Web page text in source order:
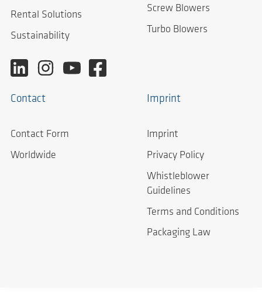
Rental Solutions
Sustainability
Screw Blowers
Turbo Blowers
Contact
Contact Form
Worldwide
Imprint
Imprint
Privacy Policy
Whistleblower
Guidelines
Terms and Conditions
Packaging Law